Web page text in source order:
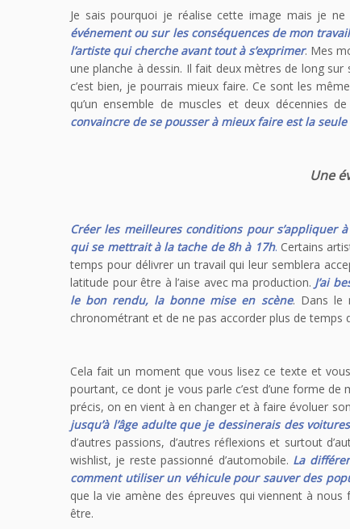
Je sais pourquoi je réalise cette image mais je
événement ou sur les conséquences de mon
l’artiste qui cherche avant tout à s’exprimer. Mes
une planche à dessin. Il fait deux mètres de long sur
c’est bien, je pourrais mieux faire. Ce sont les
qu’un ensemble de muscles et deux décennies
convaincre de se pousser à mieux faire est la
Une
Créer les meilleures conditions pour s’appliquer
qui se mettrait à la tache de 8h à 17h. Certains
temps pour délivrer un travail qui leur semblera
latitude pour être à l’aise avec ma production. J’ai
le bon rendu, la bonne mise en scène. Dans le
chronométrant et de ne pas accorder plus de temps
Cela fait un moment que vous lisez ce texte et
pourtant, ce dont je vous parle c’est d’une forme
précis, on en vient à en changer et à faire évoluer
jusqu’à l’âge adulte que je dessinerais des
d’autres passions, d’autres réflexions et surtout
wishlist, je reste passionné d’automobile. La
comment utiliser un véhicule pour sauver des
que la vie amène des épreuves qui viennent à
être.